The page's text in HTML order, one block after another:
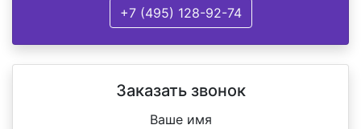
+7 (495) 128-92-74
Заказать звонок
Ваше имя